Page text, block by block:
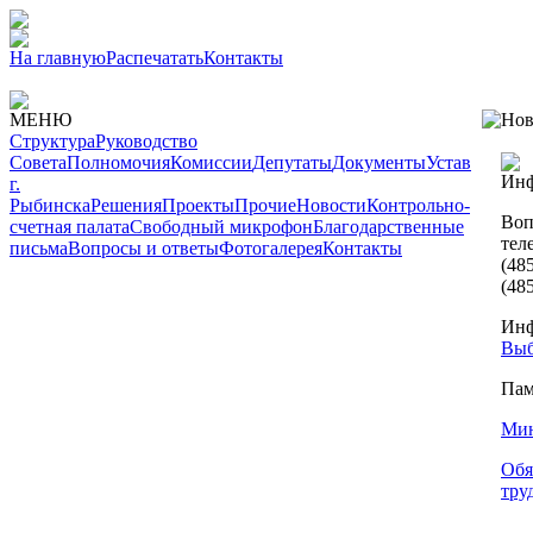
На главнуюРаспечататьКонтакты
МЕНЮ
СтруктураРуководство
СоветаПолномочияКомиссииДепутатыДокументыУстав
г.
РыбинскаРешенияПроектыПрочиеНовостиКонтрольно-
счетная палатаСвободный микрофонБлагодарственные
письмаВопросы и ответыФотогалереяКонтакты